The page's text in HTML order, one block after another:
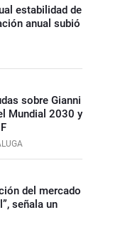
estabilidad de
anual subió
sobre Gianni
Mundial 2030 y
del mercado
señala un